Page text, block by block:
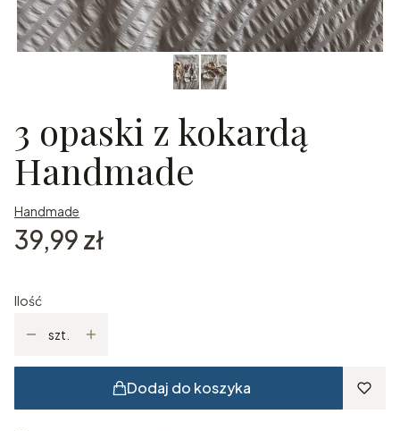
3 opaski z kokardą
Handmade
Handmade
Cena
39,99 zł
Ilość
szt.
Dodaj do koszyka